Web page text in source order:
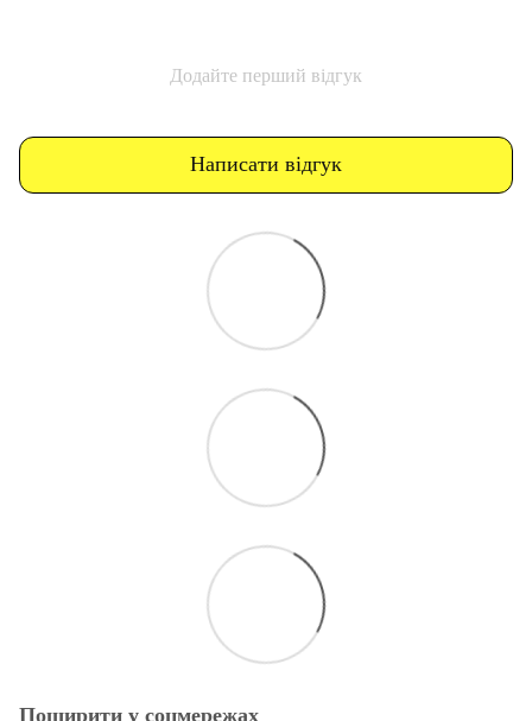
Додайте перший відгук
Написати відгук
Поширити у соцмережах